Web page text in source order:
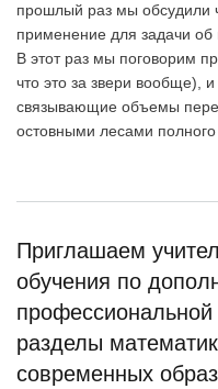
прошлый раз мы обсудили
применение для задачи
В этот раз мы поговорим
что это за звери
связывающие объемы
остовными лесами полного
Приглашаем
обучения по
разделы
современных